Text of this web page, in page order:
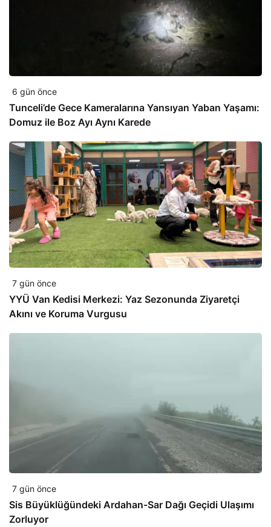
6 gün önce
Tunceli’de Gece Kameralarına Yansıyan Yaban Yaşamı:
Domuz ile Boz Ayı Aynı Karede
7 gün önce
YYÜ Van Kedisi Merkezi: Yaz Sezonunda Ziyaretçi
Akını ve Koruma Vurgusu
7 gün önce
Sis Büyüklüğündeki Ardahan-Sar Dağı Geçidi Ulaşımı
Zorluyor